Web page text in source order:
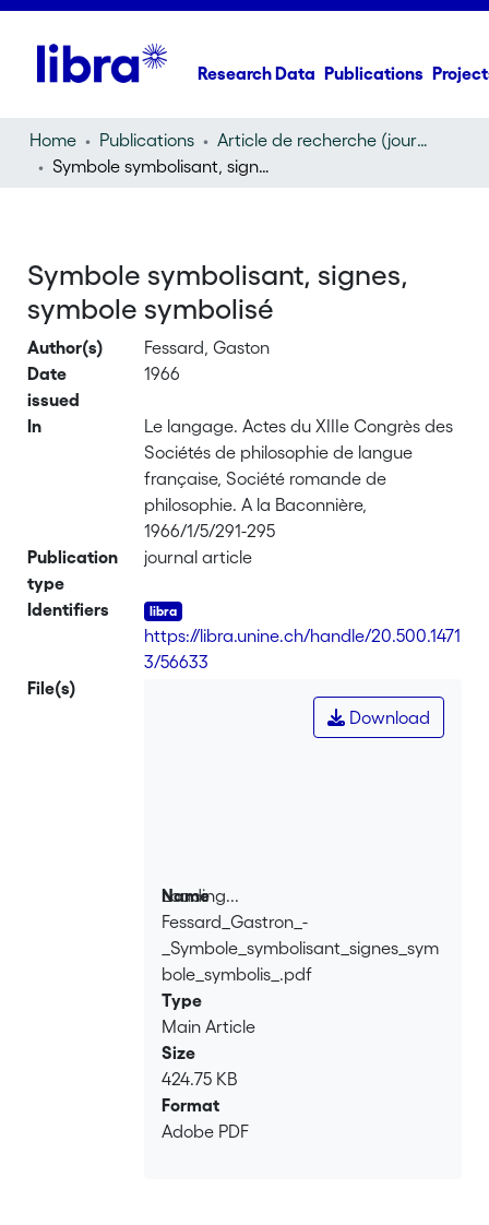
Research Data Publications
Home Publications
Article de recherche (journal article)
Symbole symbolisant, signes, symbole symbolisé
Symbole symbolisant, signes,
symbole symbolisé
Author(s)
Fessard, Gaston
Date
issued
1966
In
Le langage. Actes du XIIIe Congrès des
Sociétés de philosophie de langue
française, Société romande de
philosophie. A la Baconnière,
1966/1/5/291-295
Publication
type
journal article
Identifiers
https://libra.unine.ch/handle/20.500.1471
3/56633
File(s)
Loading...
Loading...
Download
Name
Fessard_Gastron_-
_Symbole_symbolisant_signes_sym
bole_symbolis_.pdf
Type
Main Article
Size
424.75 KB
Format
Adobe PDF